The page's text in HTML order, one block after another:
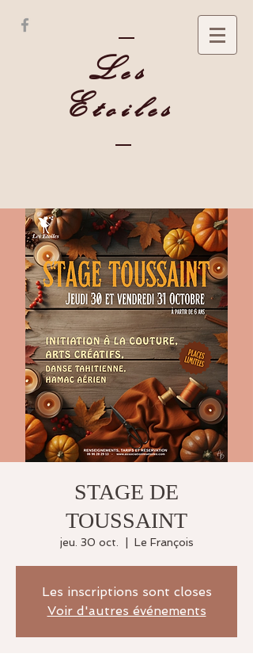
Les
Etoiles
STAGE DE
TOUSSAINT
jeu. 30 oct. Le François
Les inscriptions sont closes
Voir d'autres événements